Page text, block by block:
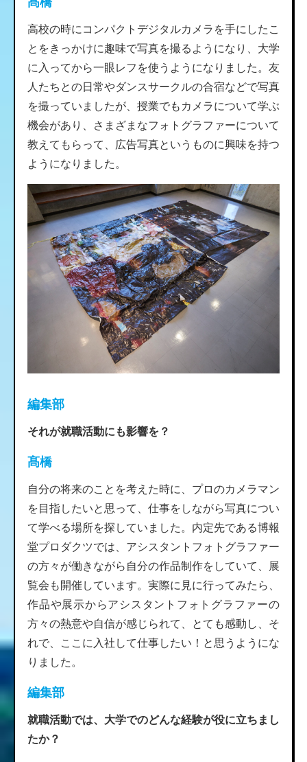
高校の時にコンパクトデジタルカメラを手にしたこ
とをきっかけに趣味で写真を撮るようになり、大学
に入ってから一眼レフを使うようになりました。友
人たちとの日常やダンスサークルの合宿などで写真
を撮っていましたが、授業でもカメラについて学ぶ
機会があり、さまざまなフォトグラファーについて
教えてもらって、広告写真というものに興味を持つ
ようになりました。
編集部
それが就職活動にも影響を？
髙橋
自分の将来のことを考えた時に、プロのカメラマン
を目指したいと思って、仕事をしながら写真につい
て学べる場所を探していました。内定先である博報
堂プロダクツでは、アシスタントフォトグラファー
の方々が働きながら自分の作品制作をしていて、展
覧会も開催しています。実際に見に行ってみたら、
作品や展示からアシスタントフォトグラファーの
方々の熱意や自信が感じられて、とても感動し、そ
れで、ここに入社して仕事したい！と思うようにな
りました。
編集部
就職活動では、大学でのどんな経験が役に立ちまし
たか？